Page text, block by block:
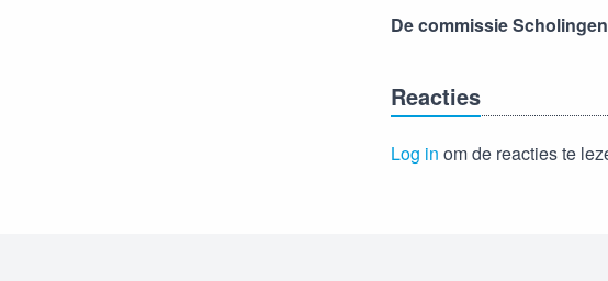
De commissie
Reacties
Log in om de reacties te